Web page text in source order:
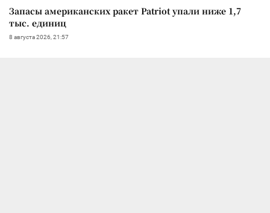
Запасы американских ракет Patriot упали ниже 1,7
тыс. единиц
8 августа 2026, 21:57